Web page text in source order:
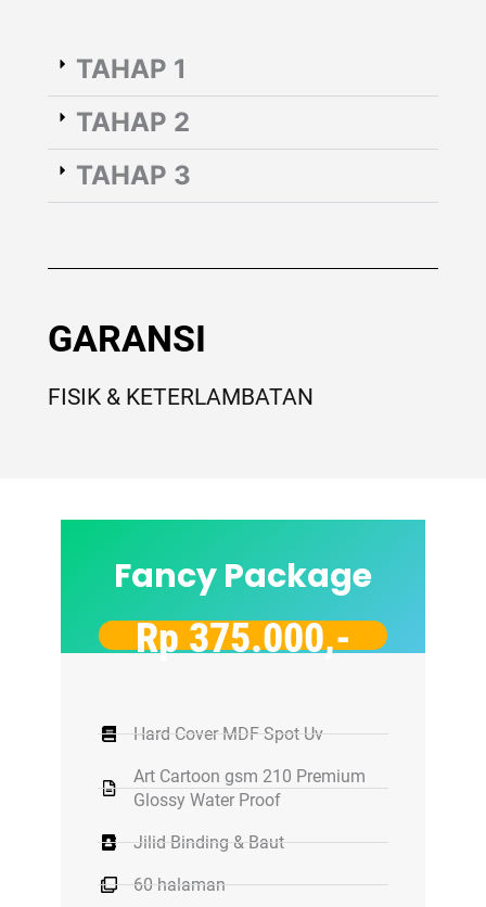
TAHAP 1
TAHAP 2
TAHAP 3
GARANSI
FISIK & KETERLAMBATAN
Fancy Package
Rp 375.000,-
Hard Cover MDF Spot Uv
Art Cartoon gsm 210 Premium
Glossy Water Proof
Jilid Binding & Baut
60 halaman